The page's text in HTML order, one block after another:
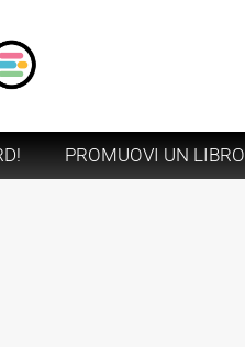
PROMUOVI UN LIBRO